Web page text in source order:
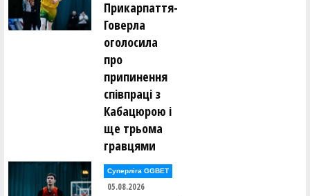
Прикарпаття-
Говерла
оголосила
про
припинення
співпраці з
Кабацюрою і
ще трьома
гравцями
Суперліга GGBET
05.08.2026